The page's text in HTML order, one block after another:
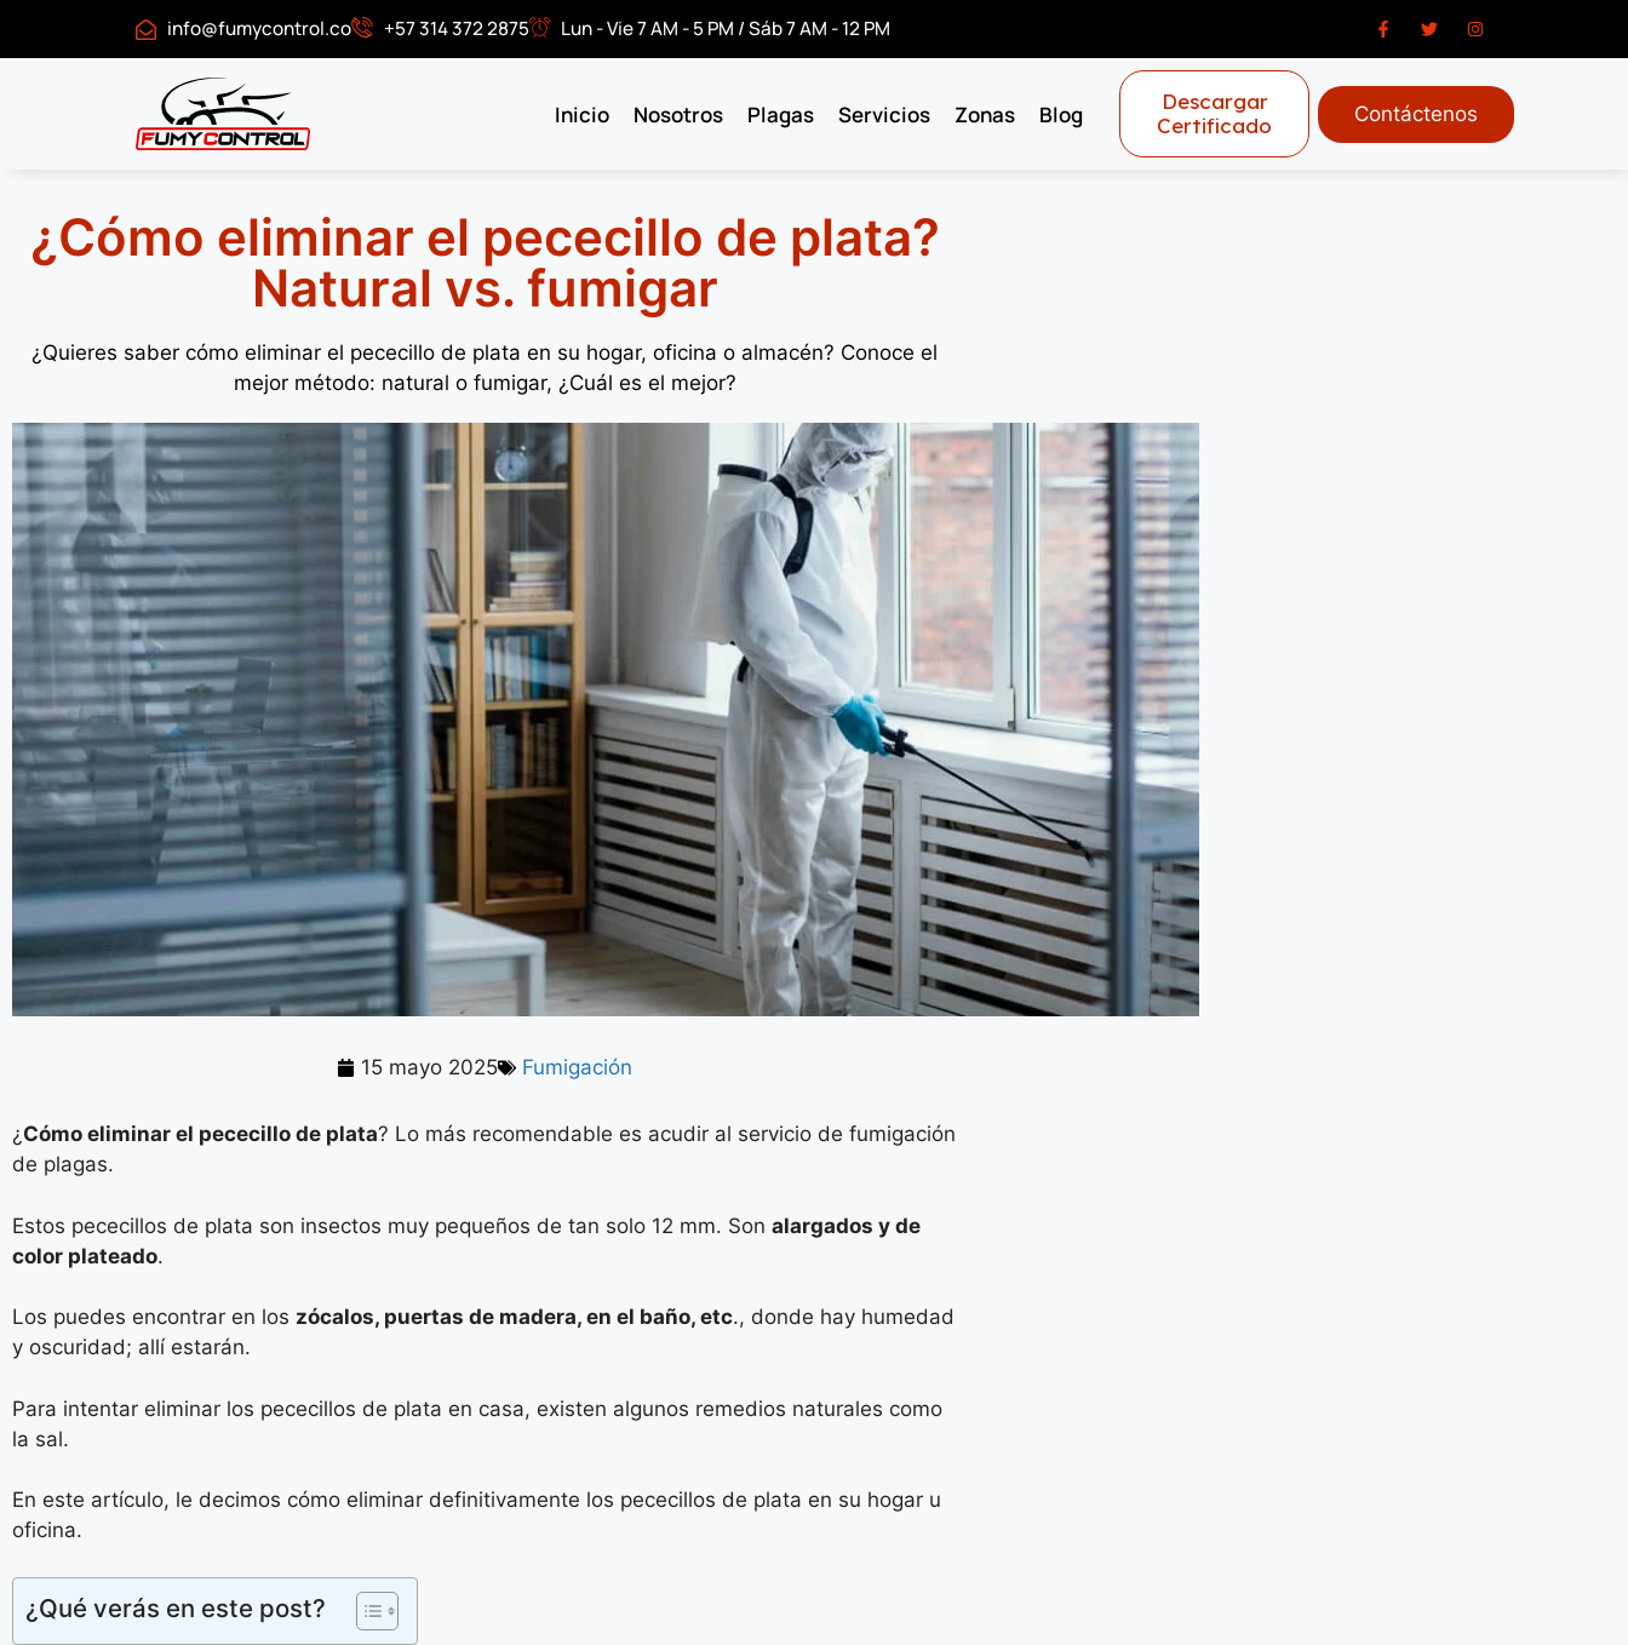
info@fumycontrol.co +57 314 372 2875 Lun - Vie 7 AM - 5 PM / Sáb 7 AM - 12 PM
Inicio Nosotros Plagas Servicios Zonas Blog
Descargar
Certificado
Contáctenos
¿Cómo eliminar el pececillo de plata?
Natural vs. fumigar
¿Quieres saber cómo eliminar el pececillo de plata en su hogar, oficina o almacén? Conoce el
mejor método: natural o fumigar, ¿Cuál es el mejor?
15 mayo 2025 Fumigación
¿ Cómo eliminar el pececillo de plata? Lo más recomendable es acudir al servicio de fumigación
de plagas.
Estos pececillos de plata son insectos muy pequeños de tan solo 12 mm. Son alargados y de
color plateado.
Los puedes encontrar en los zócalos, puertas de madera, en el baño, etc., donde hay humedad
y oscuridad; allí estarán.
Para intentar eliminar los pececillos de plata en casa, existen algunos remedios naturales como
la sal.
En este artículo, le decimos cómo eliminar definitivamente los pececillos de plata en su hogar u
oficina.
¿Qué verás en este post?